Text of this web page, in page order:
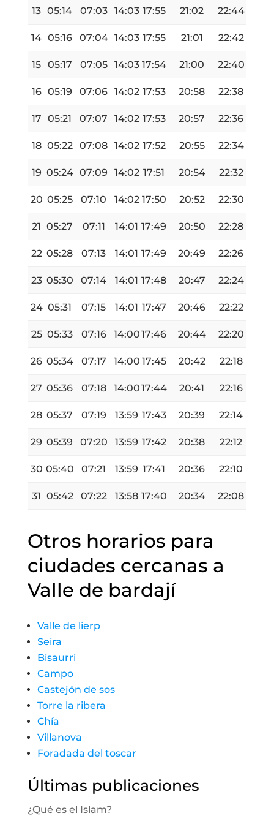
13 05:14 07:03 14:03 17:55 21:02 22:44
14 05:16 07:04 14:03 17:55 21:01 22:42
15 05:17 07:05 14:03 17:54 21:00 22:40
16 05:19 07:06 14:02 17:53 20:58 22:38
17 05:21 07:07 14:02 17:53 20:57 22:36
18 05:22 07:08 14:02 17:52 20:55 22:34
19 05:24 07:09 14:02 17:51 20:54 22:32
20 05:25 07:10 14:02 17:50 20:52 22:30
21 05:27 07:11 14:01 17:49 20:50 22:28
22 05:28 07:13 14:01 17:49 20:49 22:26
23 05:30 07:14 14:01 17:48 20:47 22:24
24 05:31 07:15 14:01 17:47 20:46 22:22
25 05:33 07:16 14:0017:46 20:44 22:20
26 05:34 07:17 14:00 17:45 20:42 22:18
27 05:36 07:18 14:0017:44 20:41 22:16
28 05:37 07:19 13:59 17:43 20:39 22:14
29 05:39 07:20 13:59 17:42 20:38 22:12
30 05:40 07:21 13:59 17:41 20:36 22:10
31 05:42 07:22 13:58 17:40 20:34 22:08
Otros horarios para
ciudades cercanas a
Valle de bardají
Valle de lierp
Seira
Bisaurri
Campo
Castejón de sos
Torre la ribera
Chía
Villanova
Foradada del toscar
Últimas publicaciones
¿Qué es el Islam?